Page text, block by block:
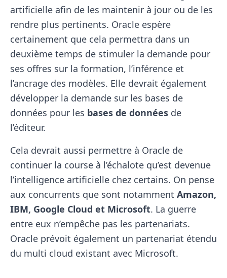
artificielle afin de les maintenir à jour ou de les
rendre plus pertinents. Oracle espère
certainement que cela permettra dans un
deuxième temps de stimuler la demande pour
ses offres sur la formation, l’inférence et
l’ancrage des modèles. Elle devrait également
développer la demande sur les bases de
données pour les bases de données de
l’éditeur.
Cela devrait aussi permettre à Oracle de
continuer la course à l’échalote qu’est devenue
l’intelligence artificielle chez certains. On pense
aux concurrents que sont notamment Amazon,
IBM, Google Cloud et Microsoft. La guerre
entre eux n’empêche pas les partenariats.
Oracle prévoit également un partenariat étendu
du multi cloud existant avec Microsoft.